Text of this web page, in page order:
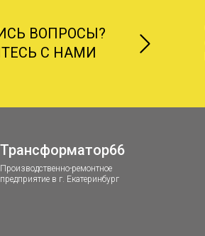
ВОПРОСЫ?
С НАМИ
Трансформатор66
Производственно-ремонтное
предприятие в г. Екатеринбург